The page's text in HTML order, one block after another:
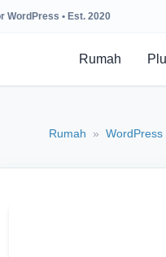
WordPress • Est. 2020
Rumah
Rumah » WordPress